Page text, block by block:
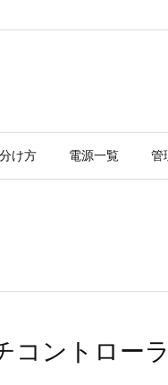
け方 電源一覧 管
コントロー